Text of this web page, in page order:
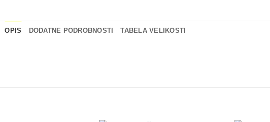
OPIS DODATNE PODROBNOSTI TABELA VELIKOSTI